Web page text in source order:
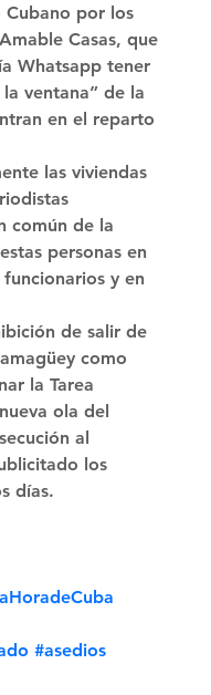
por los
Casas, que
Whatsapp tener
ventana” de la
en el reparto
las viviendas
común de la
personas en
y en
de salir de
como
la Tarea
ola del
al
los
días.
#asedios